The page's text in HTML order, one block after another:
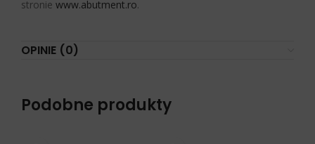
stronie www.abutment.ro.
OPINIE (0)
Podobne produkty